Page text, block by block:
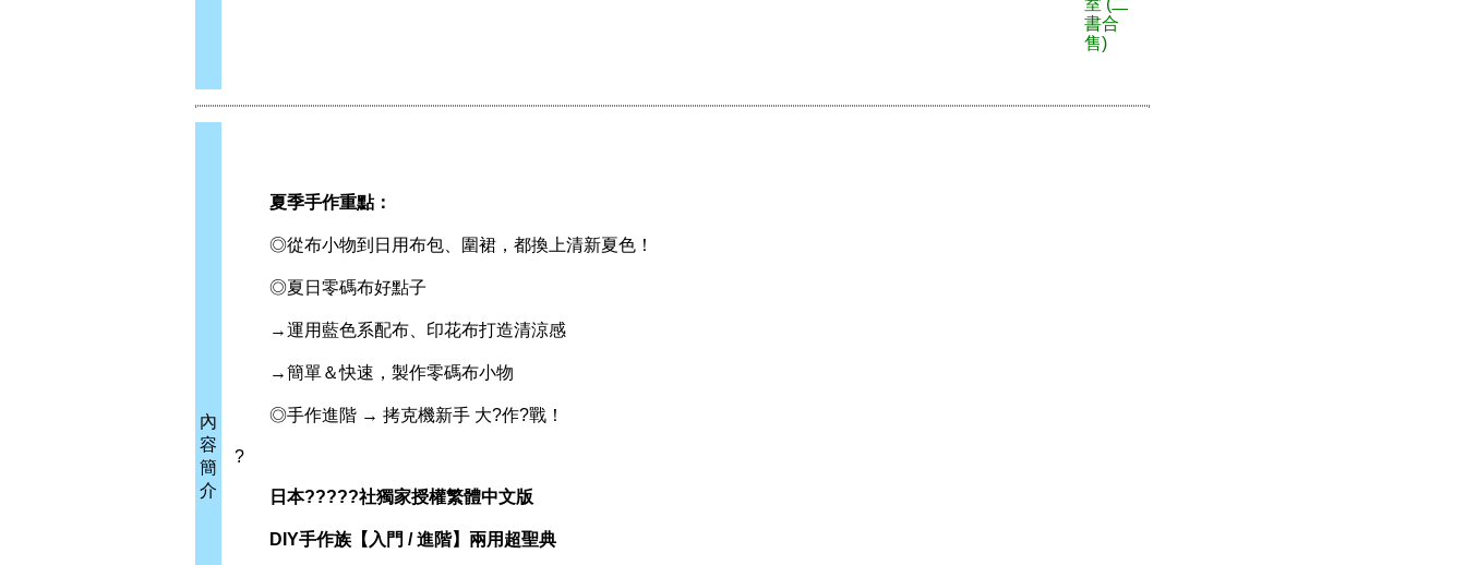
室 (二
書合
售)
內
容
簡
介
夏季手作重點：
◎從布小物到日用布包、圍裙，都換上清新夏色！
◎夏日零碼布好點子
→運用藍色系配布、印花布打造清涼感
→簡單＆快速，製作零碼布小物
◎手作進階 → 拷克機新手 大?作?戰！
?
日本?????社獨家授權繁體中文版
DIY手作族【入門 / 進階】兩用超聖典